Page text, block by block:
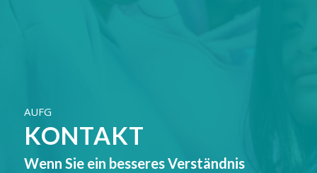
AUFG
KONTAKT
Wenn Sie ein besseres Verständnis